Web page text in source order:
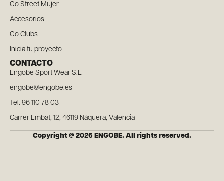
Go Street Mujer
Accesorios
Go Clubs
Inicia tu proyecto
CONTACTO
Engobe Sport Wear S.L.
engobe@engobe.es
Tel. 96 110 78 03
Carrer Embat, 12, 46119 Nàquera, Valencia
Copyright @ 2026 ENGOBE. All rights reserved.